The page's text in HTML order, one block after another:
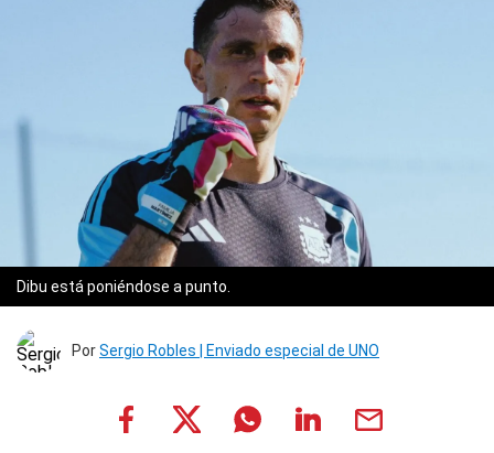
Dibu está poniéndose a punto.
PorSergio Robles | Enviado especial de UNO